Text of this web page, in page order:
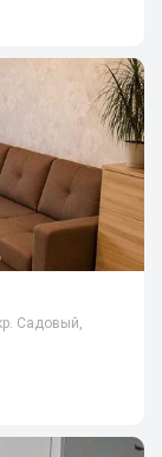
Садовый,